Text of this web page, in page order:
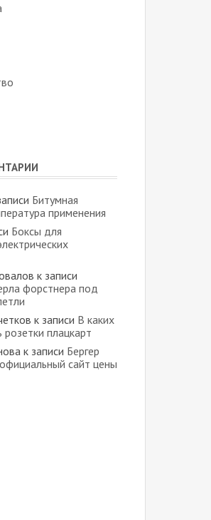
Битумная
применения
Боксы для
к записи
форстнера под
к записи В каких
розетки плацкарт
к записи Бергер
сайт цены